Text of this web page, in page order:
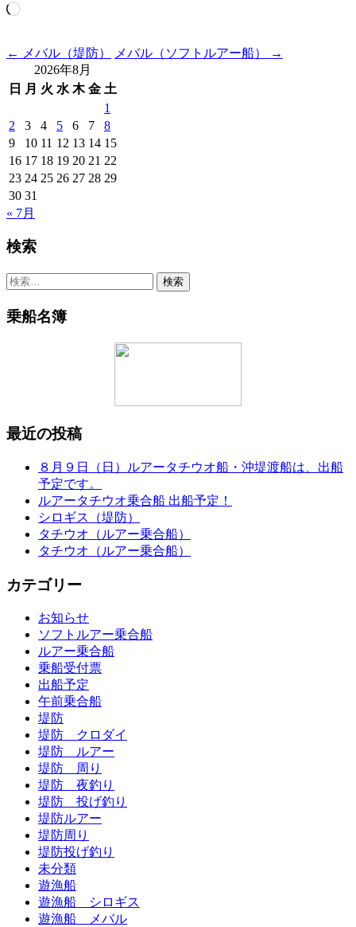
読
み
中…
Post
navigation
← メバル（堤防） メバル（ソフトルアー船）
→
2026年8月
日
月 火 水 木 金 土
1
2
3 4 5 6 7
8
9
10 11 12 13 14 15
16 17 18 19 20 21 22
23 24 25 26 27 28 29
30 31
« 7月
検索
検
乗船名簿
最近の投稿
８月９日（日）ルアータチウオ船・沖堤渡船は、出船
予定です。
ルアータチウオ乗合船 出船予定！
シロギス（堤防）
タチウオ（ルアー乗合船）
タチウオ（ルアー乗合船）
カテゴリー
お知らせ
ソフトルアー乗合船
ルアー乗合船
乗船受付票
出船予定
午前乗合船
堤防
堤防 クロダイ
堤防 ルアー
堤防 周り
堤防 夜釣り
堤防 投げ釣り
堤防ルアー
堤防周り
堤防投げ釣り
未分類
遊漁船
遊漁船 シロギス
遊漁船 メバル